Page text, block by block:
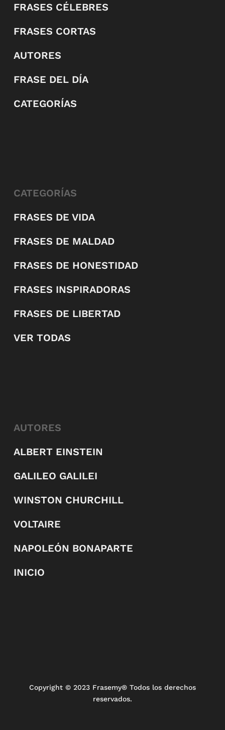
FRASES CÉLEBRES
FRASES CORTAS
AUTORES
FRASE DEL DÍA
CATEGORÍAS
CATEGORÍAS
FRASES DE VIDA
FRASES DE MALDAD
FRASES DE HONESTIDAD
FRASES INSPIRADORAS
FRASES DE LIBERTAD
VER TODAS
AUTORES
ALBERT EINSTEIN
GALILEO GALILEI
WINSTON CHURCHILL
VOLTAIRE
NAPOLEÓN BONAPARTE
INICIO
Copyright © 2023 Frasemy® Todos los derechos
reservados.